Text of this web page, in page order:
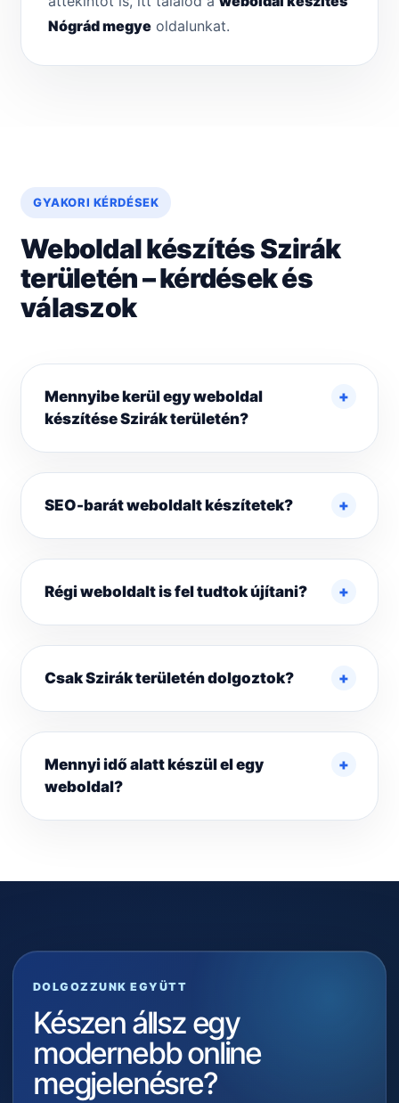
Nógrád megye oldalunkat.
GYAKORI KÉRDÉSEK
Weboldal készítés Szirák
területén – kérdések és
válaszok
Mennyibe kerül egy weboldal
készítése Szirák területén?
SEO-barát weboldalt készítetek?
Régi weboldalt is fel tudtok újítani?
Csak Szirák területén dolgoztok?
Mennyi idő alatt készül el egy
weboldal?
DOLGOZZUNK EGYÜTT
Készen állsz egy
modernebb online
megjelenésre?